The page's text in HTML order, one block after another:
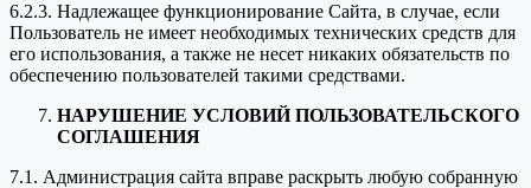
6.2.3. Надлежащее функционирование Сайта, в случае, если
Пользователь не имеет необходимых технических средств для
его использования, а также не несет никаких обязательств по
обеспечению пользователей такими средствами.
НАРУШЕНИЕ УСЛОВИЙ ПОЛЬЗОВАТЕЛЬСКОГО
СОГЛАШЕНИЯ
7.1. Администрация сайта вправе раскрыть любую собранную